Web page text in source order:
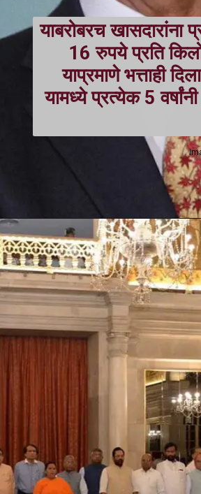
याबरोबरच खासदारांना
16 रुपये प्रति
याप्रमाणे भत्ताही
यामध्ये प्रत्येक 5